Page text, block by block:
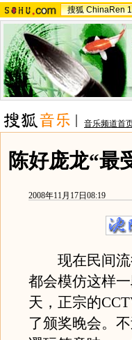
搜狐 ChinaRen
音乐频道首
陈好庞龙“最
2008年11月17日08:19
现在民间流
都会模仿这样
天，正宗的
了颁奖晚会。